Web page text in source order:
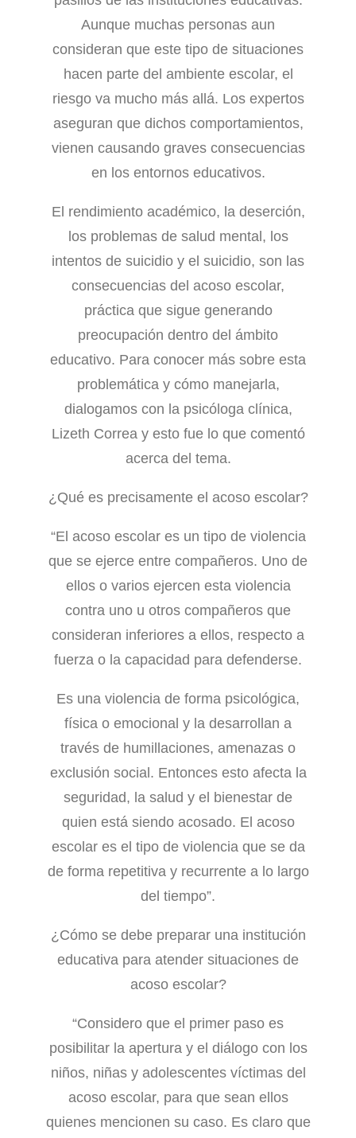
Aunque muchas personas aun
consideran que este tipo de situaciones
hacen parte del ambiente escolar, el
riesgo va mucho más allá. Los expertos
aseguran que dichos comportamientos,
vienen causando graves consecuencias
en los entornos educativos.
El rendimiento académico, la deserción,
los problemas de salud mental, los
intentos de suicidio y el suicidio, son las
consecuencias del acoso escolar,
práctica que sigue generando
preocupación dentro del ámbito
educativo. Para conocer más sobre esta
problemática y cómo manejarla,
dialogamos con la psicóloga clínica,
Lizeth Correa y esto fue lo que comentó
acerca del tema.
¿Qué es precisamente el acoso escolar?
“El acoso escolar es un tipo de violencia
que se ejerce entre compañeros. Uno de
ellos o varios ejercen esta violencia
contra uno u otros compañeros que
consideran inferiores a ellos, respecto a
fuerza o la capacidad para defenderse.
Es una violencia de forma psicológica,
física o emocional y la desarrollan a
través de humillaciones, amenazas o
exclusión social. Entonces esto afecta la
seguridad, la salud y el bienestar de
quien está siendo acosado. El acoso
escolar es el tipo de violencia que se da
de forma repetitiva y recurrente a lo largo
del tiempo”.
¿Cómo se debe preparar una institución
educativa para atender situaciones de
acoso escolar?
“Considero que el primer paso es
posibilitar la apertura y el diálogo con los
niños, niñas y adolescentes víctimas del
acoso escolar, para que sean ellos
quienes mencionen su caso. Es claro que